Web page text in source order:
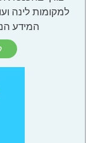
למקומות לינה
המידע הנחוץ